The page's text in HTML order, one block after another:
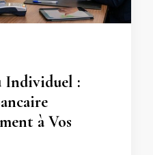
Individuel :
à Vos